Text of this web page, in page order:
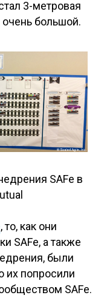
3-метровая
большой.
SAFe в
, то, как они
SAFe, а также
были
их попросили
SAFe.